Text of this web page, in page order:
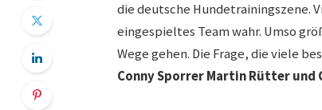
die deutsche Hundetrainingszene.
eingespieltes Team wahr. Umso
Wege gehen. Die Frage, die viele
Conny Sporrer Martin Rütter und